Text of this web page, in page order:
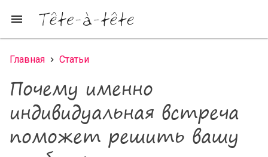
menu
Вы здесь
Главная Статьи
Почему именно
индивидуальная встреча
поможет решить вашу